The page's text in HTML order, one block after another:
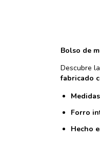
Bolso de
Descubre
fabricado
Forro
Hecho